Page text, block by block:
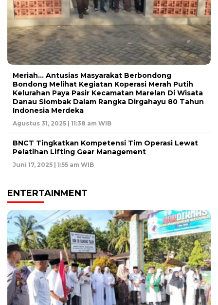
Meriah… Antusias Masyarakat Berbondong
Bondong Melihat Kegiatan Koperasi Merah Putih
Kelurahan Paya Pasir Kecamatan Marelan Di Wisata
Danau Siombak Dalam Rangka Dirgahayu 80 Tahun
Indonesia Merdeka
Agustus 31, 2025 | 11:38 am WIB
BNCT Tingkatkan Kompetensi Tim Operasi Lewat
Pelatihan Lifting Gear Management
Juni 17, 2025 | 1:55 am WIB
ENTERTAINMENT